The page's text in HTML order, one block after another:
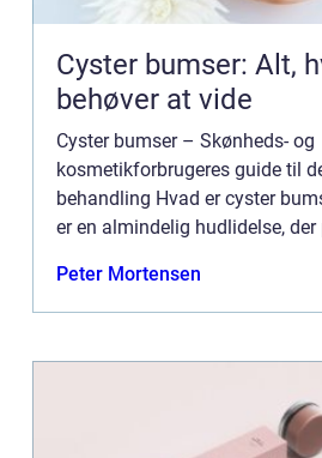
Cyster bumser: Alt,
behøver at vide
Cyster bumser – Skønheds- og
kosmetikforbrugeres guide til
behandling Hvad er cyster
er en almindelig hudlidelse,
være forårsaget...
Peter Mortensen